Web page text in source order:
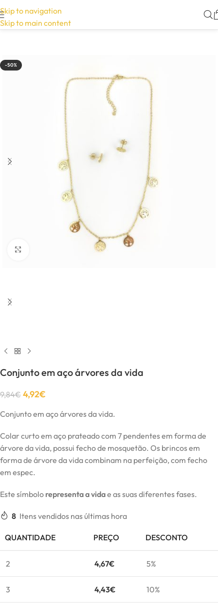
Skip to navigation
Skip to main content
-50%
Conjunto em aço árvores da vida
9,84€ 4,92€
Conjunto em aço árvores da vida.
Colar curto em aço prateado com 7 pendentes em forma de
árvore da vida, possui fecho de mosquetão. Os brincos em
forma de árvore da vida combinam na perfeição, com fecho
em espec.
Este símbolo representa a vidae as suas diferentes fases.
8 Itens vendidos nas últimas hora
QUANTIDADE PREÇO DESCONTO
2 4,67€ 5%
3 4,43€ 10%